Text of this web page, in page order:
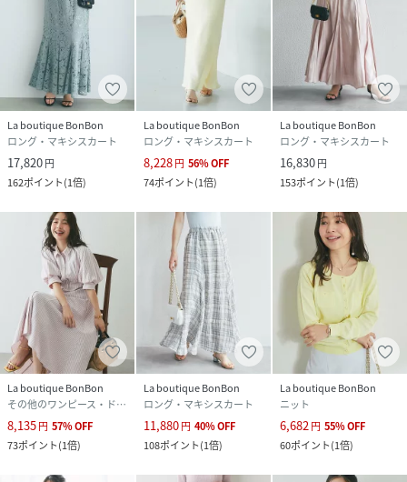
La boutique BonBon
ロング・マキシスカート
17,820円
162ポイント(1倍)
La boutique BonBon
ロング・マキシスカート
8,228円 56%OFF
74ポイント(1倍)
La boutique BonBon
ロング・マキシスカート
16,830円
153ポイント(1倍)
La boutique BonBon
その他のワンピース・ドレス
8,135円 57%OFF
73ポイント(1倍)
La boutique BonBon
ロング・マキシスカート
11,880円 40%OFF
108ポイント(1倍)
La boutique BonBon
ニット
6,682 円 55%OFF
60ポイント(1倍)